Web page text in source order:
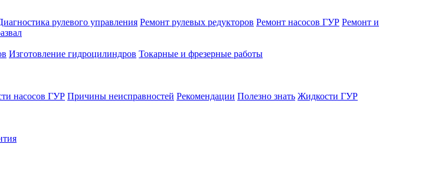
рулевого управления Ремонт рулевых редукторов Ремонт насосов ГУР Ремонт и
Изготовление гидроцилиндров Токарные и фрезерные работы
насосов ГУР Причины неисправностей Рекомeндации Полезно знать Жидкости ГУР